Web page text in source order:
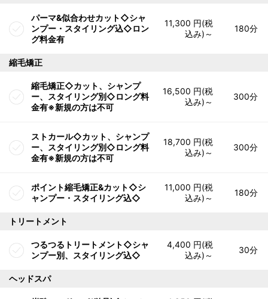
パーマ&似合わせカット◇シャ
ンプー・スタイリング込◇ロン
グ料金有
11,300 円(税
込み)～
180分
縮毛矯正
縮毛矯正◇カット、シャンプ
ー、スタイリング別◇ロング料
金有※新規の方は不可
16,500 円(税
込み)～
300分
ストカール◇カット、シャンプ
ー、スタイリング別◇ロング料
金有※新規の方は不可
18,700 円(税
込み)～
300分
ポイント縮毛矯正&カット◇シ
ャンプー・スタイリング込◇
11,000 円(税
込み)～
180分
トリートメント
つるつるトリートメント◇シャ
ンプー別、スタイリング込◇
4,400 円(税
込み)～
30分
ヘッドスパ